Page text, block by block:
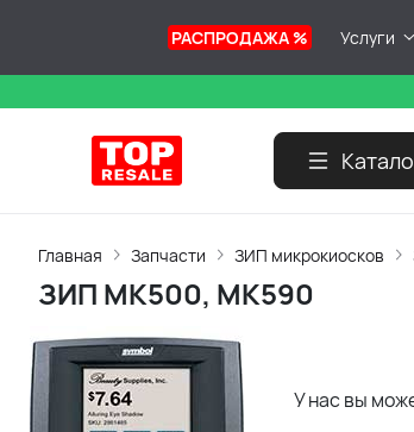
РАСПРОДАЖА % Услуги
Главная Запчасти ЗИП микрокиосков
ЗИП MK500, MK590
У нас вы